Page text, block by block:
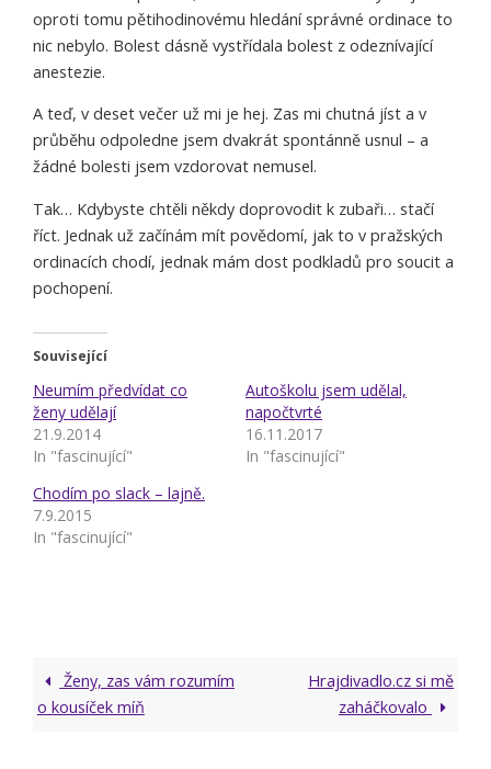
oproti tomu pětihodinovému hledání správné ordinace to
nic nebylo. Bolest dásně vystřídala bolest z odeznívající
anestezie.
A teď, v deset večer už mi je hej. Zas mi chutná jíst a v
průběhu odpoledne jsem dvakrát spontánně usnul – a
žádné bolesti jsem vzdorovat nemusel.
Tak… Kdybyste chtěli někdy doprovodit k zubaři… stačí
říct. Jednak už začínám mít povědomí, jak to v pražských
ordinacích chodí, jednak mám dost podkladů pro soucit a
pochopení.
Související
Neumím předvídat co
ženy udělají
21.9.2014
In "fascinující"
Autoškolu jsem udělal,
napočtvrté
16.11.2017
In "fascinující"
Chodím po slack – lajně.
7.9.2015
In "fascinující"
Ženy, zas vám rozumím
o kousíček míň
Hrajdivadlo.cz si mě
zaháčkovalo